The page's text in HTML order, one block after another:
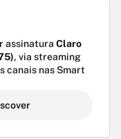
assinatura Claro
, via streaming
canais nas Smart